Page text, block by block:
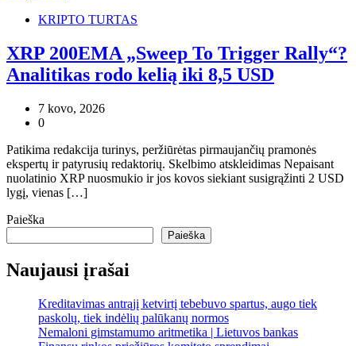
KRIPTO TURTAS
XRP 200EMA „Sweep To Trigger Rally“?
Analitikas rodo kelią iki 8,5 USD
7 kovo, 2026
0
Patikima redakcija turinys, peržiūrėtas pirmaujančių pramonės
ekspertų ir patyrusių redaktorių. Skelbimo atskleidimas Nepaisant
nuolatinio XRP nuosmukio ir jos kovos siekiant susigrąžinti 2 USD
lygį, vienas […]
Paieška
Paieška
Naujausi įrašai
Kreditavimas antrąjį ketvirtį tebebuvo spartus, augo tiek
paskolų, tiek indėlių palūkanų normos
Nemaloni gimstamumo aritmetika | Lietuvos bankas